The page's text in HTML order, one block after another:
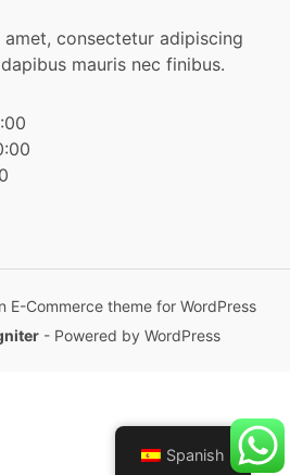
consectetur adipiscing
mauris nec finibus.
E-Commerce theme for WordPress
- Powered by WordPress
Spanish